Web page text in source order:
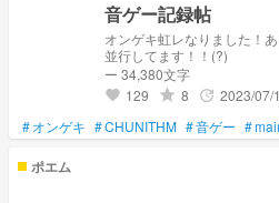
音ゲー記録帖
オンゲキ虹レなりました！
並行してます！！(?)
ー 34,380文字
favorite 129 grade 8 update 2023/07/
#オンゲキ #CHUNITHM #音ゲー #
ポエム